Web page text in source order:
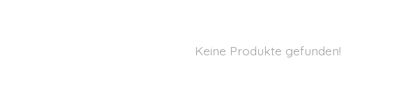
Keine Produkte gefunden!